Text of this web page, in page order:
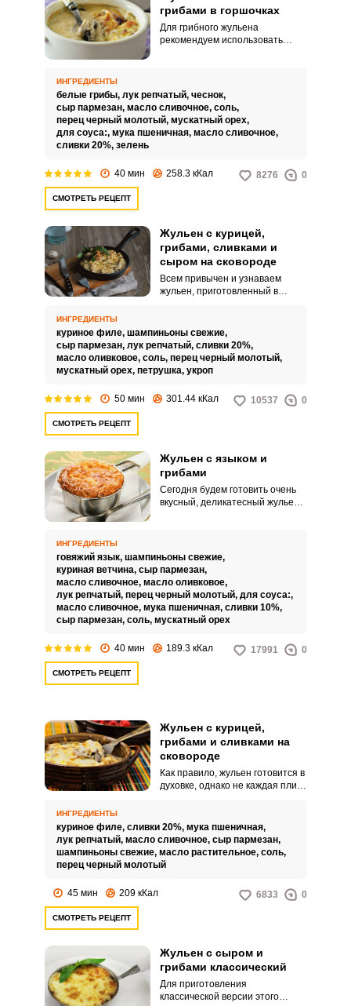
грибами в горшочках
Для грибного жульена
рекомендуем использовать
ИНГРЕДИЕНТЫ
белые грибы, лук репчатый, чеснок,
сыр пармезан, масло сливочное, соль,
перец черный молотый, мускатный орех,
для соуса:, мука пшеничная, масло сливочное,
сливки 20%, зелень
40 мин 258.3 кКал 8276 0
СМОТРЕТЬ РЕЦЕПТ
Жульен с курицей,
грибами, сливками и
сыром на сковороде
Всем привычен и узнаваем
жульен, приготовленный в
вариант блюда, поэтапный, с
отдельным приготовлением
соуса и запеканием.
ИНГРЕДИЕНТЫ
куриное филе, шампиньоны свежие,
сыр пармезан, лук репчатый, сливки 20%,
масло оливковое, соль, перец черный молотый,
мускатный орех, петрушка, укроп
50 мин 301.44 кКал 10537 0
СМОТРЕТЬ РЕЦЕПТ
Жульен с языком и
грибами
Сегодня будем готовить очень
вкусный, деликатесный жульен с
удивит и порадует. Нежный
сочный язык удачно сочетается
с ароматными шампиньонами.
ИНГРЕДИЕНТЫ
говяжий язык, шампиньоны свежие,
куриная ветчина, сыр пармезан,
масло сливочное, масло оливковое,
лук репчатый, перец черный молотый, для соуса:,
масло сливочное, мука пшеничная, сливки 10%,
сыр пармезан, соль, мускатный орех
40 мин 189.3 кКал 17991 0
СМОТРЕТЬ РЕЦЕПТ
Жульен с курицей,
грибами и сливками на
сковороде
Как правило, жульен готовится в
духовке, однако не каждая плита
шампиньонами в сливочном
соусе составит хорошую
конкуренцию блюду из духовки, к
тому же, зачастую готовить его
ИНГРЕДИЕНТЫ
куриное филе, сливки 20%, мука пшеничная,
лук репчатый, масло сливочное, сыр пармезан,
шампиньоны свежие, масло растительное, соль,
перец черный молотый
45 мин 209 кКал 6833 0
СМОТРЕТЬ РЕЦЕПТ
Жульен с сыром и
грибами классический
Для приготовления
классической версии этого